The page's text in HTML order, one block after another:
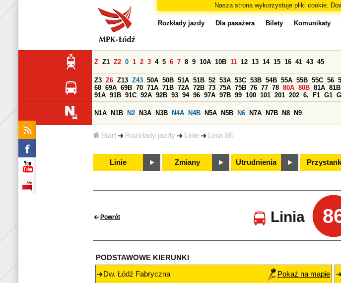
Nasza strona wykorzystuje pliki cookie.
Start Rozkłady jazdy Linie Linia 86
Rozkłady jazdy Dla pasażera Bilety Komunikaty
Z Z1 Z2 0 1 2 3 4 5 6 7 8 9 10A 10B 11 12 13 14 15 16 41 43 45
Z3 Z6 Z13 Z43 50A 50B 51A 51B 52 53A 53C 53B 54B 55A 55B 55C 56
68 69A 69B 70 71A 71B 72A 72B 73 75A 75B 76 77 78 80A 80B 81A 81B
91A 91B 91C 92A 92B 93 94 96 97A 97B 99 100 101 201 202 6. F1 G1
N1A N1B N2 N3A N3B N4A N4B N5A N5B N6 N7A N7B N8 N9
Linie Zmiany Utrudnienia
Powrót Linia
PODSTAWOWE KIERUNKI
Dw. Łódź Fabryczna
Pokaż na mapie